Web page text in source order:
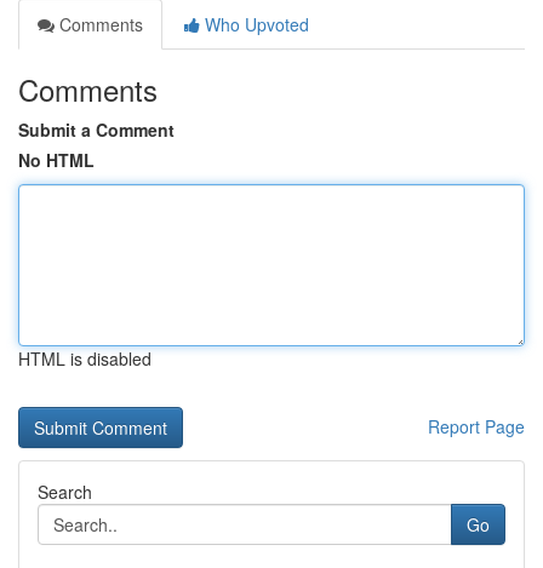
Comments
Who Upvoted
Comments
Submit a Comment
No HTML
HTML is disabled
Report Page
Search
Go